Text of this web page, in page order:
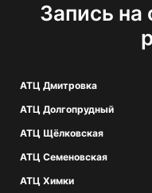
Запись на
АТЦ Дмитровка
АТЦ Долгопрудный
АТЦ Щёлковская
АТЦ Семеновская
АТЦ Химки